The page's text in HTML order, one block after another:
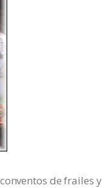
de frailes y